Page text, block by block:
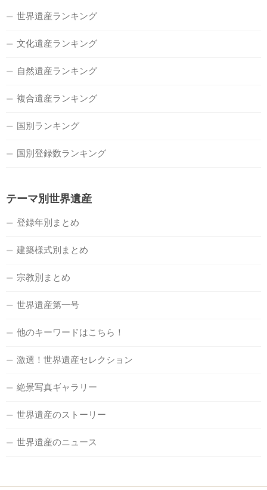
世界遺産ランキング
文化遺産ランキング
自然遺産ランキング
複合遺産ランキング
国別ランキング
国別登録数ランキング
テーマ別世界遺産
登録年別まとめ
建築様式別まとめ
宗教別まとめ
世界遺産第一号
他のキーワードはこちら！
激選！世界遺産セレクション
絶景写真ギャラリー
世界遺産のストーリー
世界遺産のニュース